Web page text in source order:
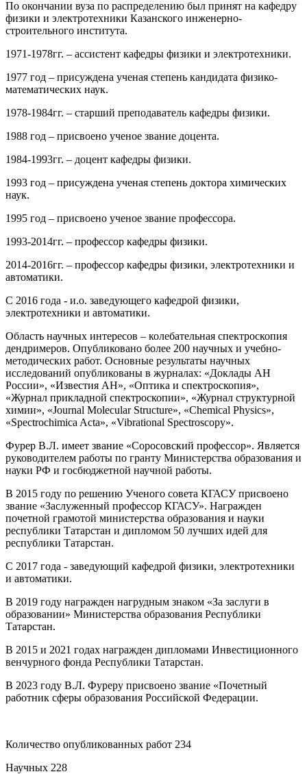
По окончании вуза по распределению был принят на кафедру
физики и электротехники Казанского инженерно-
строительного института.
1971-1978гг. – ассистент кафедры физики и электротехники.
1977 год – присуждена ученая степень кандидата физико-
математических наук.
1978-1984гг. – старший преподаватель кафедры физики.
1988 год – присвоено ученое звание доцента.
1984-1993гг. – доцент кафедры физики.
1993 год – присуждена ученая степень доктора химических
наук.
1995 год – присвоено ученое звание профессора.
1993-2014гг. – профессор кафедры физики.
2014-2016гг. – профессор кафедры физики, электротехники и
автоматики.
С 2016 года - и.о. заведующего кафедрой физики,
электротехники и автоматики.
Область научных интересов – колебательная спектроскопия
дендримеров. Опубликовано более 200 научных и учебно-
методических работ. Основные результаты научных
исследований опубликованы в журналах: «Доклады АН
России», «Известия АН», «Оптика и спектроскопия»,
«Журнал прикладной спектроскопии», «Журнал структурной
химии», «Journal Molecular Structure», «Chemical Physics»,
«Spectrochimica Acta», «Vibrational Spectroscopy».
Фурер В.Л. имеет звание «Соросовский профессор». Является
руководителем работы по гранту Министерства образования и
науки РФ и госбюджетной научной работы.
В 2015 году по решению Ученого совета КГАСУ присвоено
звание «Заслуженный профессор КГАСУ». Награжден
почетной грамотой министерства образования и науки
республики Татарстан и дипломом 50 лучших идей для
республики Татарстан.
С 2017 года - заведующий кафедрой физики, электротехники
и автоматики.
В 2019 году награжден нагрудным знаком «За заслуги в
образовании» Министерства образования Республики
Татарстан.
В 2015 и 2021 годах награжден дипломами Инвестиционного
венчурного фонда Республики Татарстан.
В 2023 году В.Л. Фуреру присвоено звание «Почетный
работник сферы образования Российской Федерации.
Количество опубликованных работ 234
Научных 228